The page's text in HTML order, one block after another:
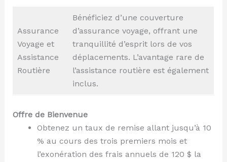
Assurance
Voyage et
Assistance
Routière
Bénéficiez d’une couverture
d’assurance voyage, offrant une
tranquillité d’esprit lors de vos
déplacements. L’avantage rare de
l’assistance routière est également
inclus.
Offre de Bienvenue
Obtenez un taux de remise allant jusqu’à 10
% au cours des trois premiers mois et
l’exonération des frais annuels de 120 $ la